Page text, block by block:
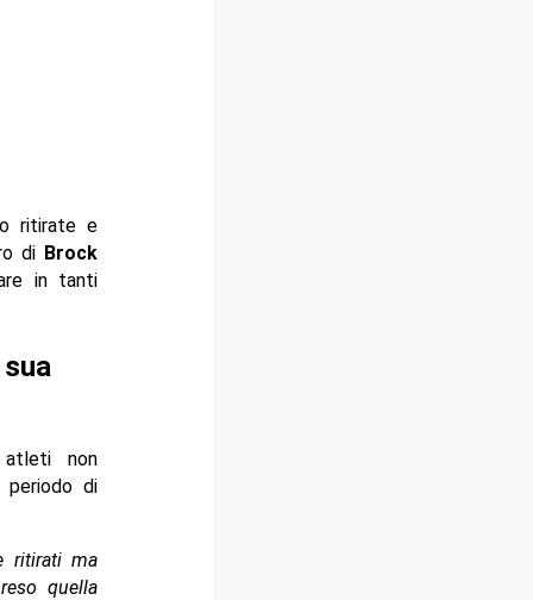
ritirate e
di Brock
in tanti
non
periodo di
ritirati ma
quella